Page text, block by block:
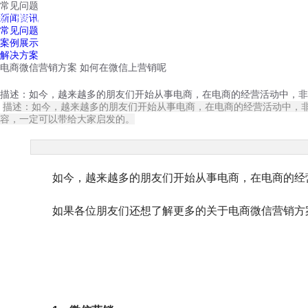
红鹰工作手机
常见问题
新闻资讯
常见问题
案例展示
解决方案
电商微信营销方案 如何在微信上营销呢
描述：如今，越来越多的朋友们开始从事电商，在电商的经营活动中，
描述：如今，越来越多的朋友们开始从事电商，在电商的经营活动中
容，一定可以带给大家启发的。
如今，越来越多的朋友们开始从事电商，在电商的经
如果各位朋友们还想了解更多的关于电商微信营销方